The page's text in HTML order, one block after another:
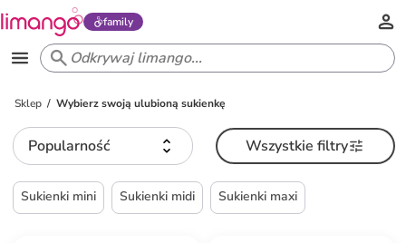
family
Sklep Wybierz swoją ulubioną sukienkę
Popularność Wszystkie filtry
Sukienki mini Sukienki midi Sukienki maxi